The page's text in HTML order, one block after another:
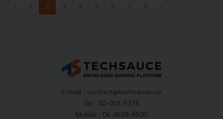
‹ 1 2 3 4 5 6 7 8 ›
E-mail : contact@techsauce.co
Tel : 02-001-5375
Mobile : 06-4658-9500